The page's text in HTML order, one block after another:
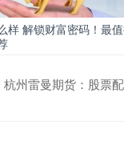
样 解锁财富密码！最
州雷曼期货：股票